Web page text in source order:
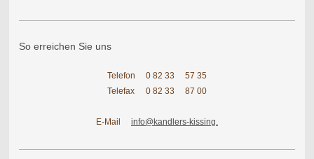
So erreichen Sie uns
Telefon 0 82 33
57 35
Telefax
0 82 33 87 00
E-Mail info@kandlers-kissing.